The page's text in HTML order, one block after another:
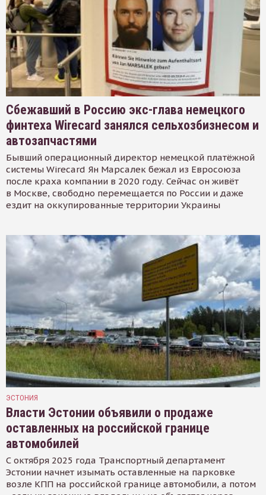
Сбежавший в Россию экс-глава немецкого
финтеха Wirecard занялся сельхозбизнесом и
автозапчастями
Бывший операционный директор немецкой платёжной
системы Wirecard Ян Марсалек бежал из Евросоюза
после краха компании в 2020 году. Сейчас он живёт
в Москве, свободно перемещается по России и даже
ездит на оккупированные территории Украины
ЭСТОНИЯ
Власти Эстонии объявили о продаже
оставленных на российской границе
автомобилей
С октября 2025 года Транспортный департамент
Эстонии начнет изымать оставленные на парковке
возле КПП на российской границе автомобили, а потом